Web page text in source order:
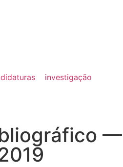
investigação
—